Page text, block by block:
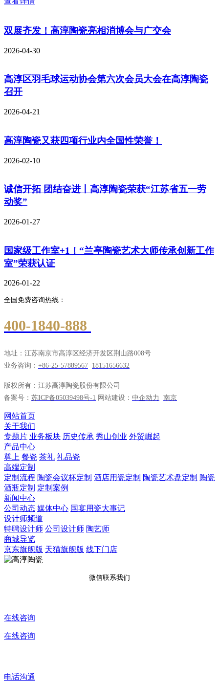
双展齐发！高淳陶瓷亮相消博会与广交会
2026-04-30
高淳区羽毛球运动协会第六次会员大会在高淳陶瓷
召开
2026-04-21
高淳陶瓷又获四项行业内全国性荣誉！
2026-02-10
诚信开拓 团结奋进丨高淳陶瓷荣获“江苏省五一劳
动奖”
2026-01-27
国家级工作室+1！“兰亭陶瓷艺术大师传承创新工作
室”荣获认证
2026-01-22
全国免费咨询热线：
400-1840-888
地址：江苏南京市高淳区经济开发区荆山路008号
业务咨询： +86-25-57889567 18151656632
版权所有：江苏高淳陶瓷股份有限公司
备案号： 苏ICP备05039498号-1 网站建设： 中企动力 南京
网站首页
关于我们
专题片 业务板块 历史传承 秀山创业 外贸崛起
产品中心
尊上 餐瓷 茶礼 礼品瓷
高端定制
定制流程 陶瓷会议杯定制 酒店用瓷定制 陶瓷艺术盘定制 陶瓷
酒瓶定制 定制案例
新闻中心
公司动态 媒体中心 国宴用瓷大事记
设计师频道
特聘设计师 公司设计师 陶艺师
商城导览
京东旗舰版 天猫旗舰版 线下门店
微信联系我们
在线咨询
在线咨询
电话沟通